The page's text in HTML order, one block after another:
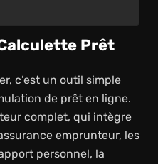
Calculette Prêt
c’est un outil simple
de prêt en ligne.
complet, qui intègre
emprunteur, les
personnel, la